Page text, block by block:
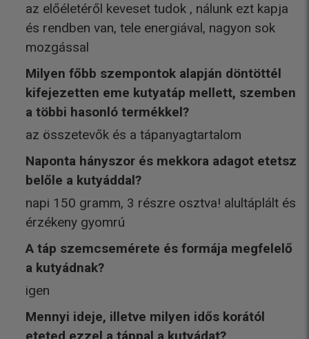
az előéletéről keveset tudok , nálunk ezt kapja
és rendben van, tele energiával, nagyon sok
mozgással
Milyen főbb szempontok alapján döntöttél
kifejezetten eme kutyatáp mellett, szemben
a többi hasonló termékkel?
az összetevők és a tápanyagtartalom
Naponta hányszor és mekkora adagot etetsz
belőle a kutyáddal?
napi 150 gramm, 3 részre osztva! alultáplált és
érzékeny gyomrú
A táp szemcsemérete és formája megfelelő
a kutyádnak?
igen
Mennyi ideje, illetve milyen idős korától